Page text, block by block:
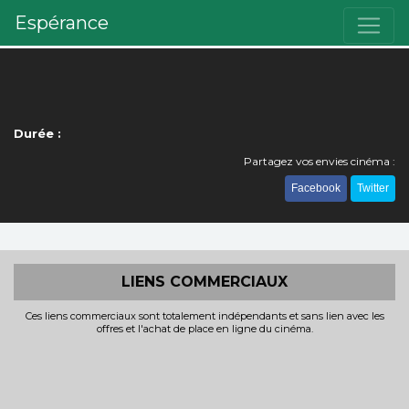
Espérance
Durée :
Partagez vos envies cinéma :
Facebook Twitter
LIENS COMMERCIAUX
Ces liens commerciaux sont totalement indépendants et sans lien avec les
offres et l'achat de place en ligne du cinéma.